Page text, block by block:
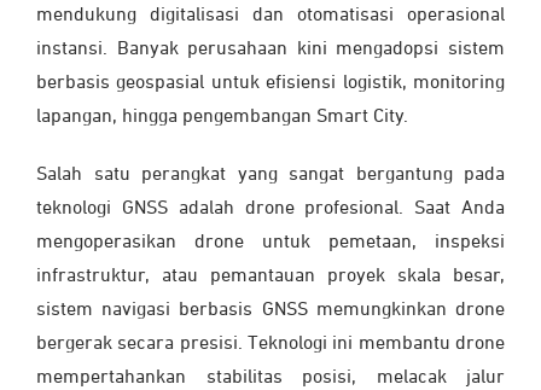
mendukung digitalisasi dan otomatisasi operasional
instansi. Banyak perusahaan kini mengadopsi sistem
berbasis geospasial untuk efisiensi logistik, monitoring
lapangan, hingga pengembangan Smart City.
Salah satu perangkat yang sangat bergantung pada
teknologi GNSS adalah drone profesional. Saat Anda
mengoperasikan drone untuk pemetaan, inspeksi
infrastruktur, atau pemantauan proyek skala besar,
sistem navigasi berbasis GNSS memungkinkan drone
bergerak secara presisi. Teknologi ini membantu drone
mempertahankan stabilitas posisi, melacak jalur